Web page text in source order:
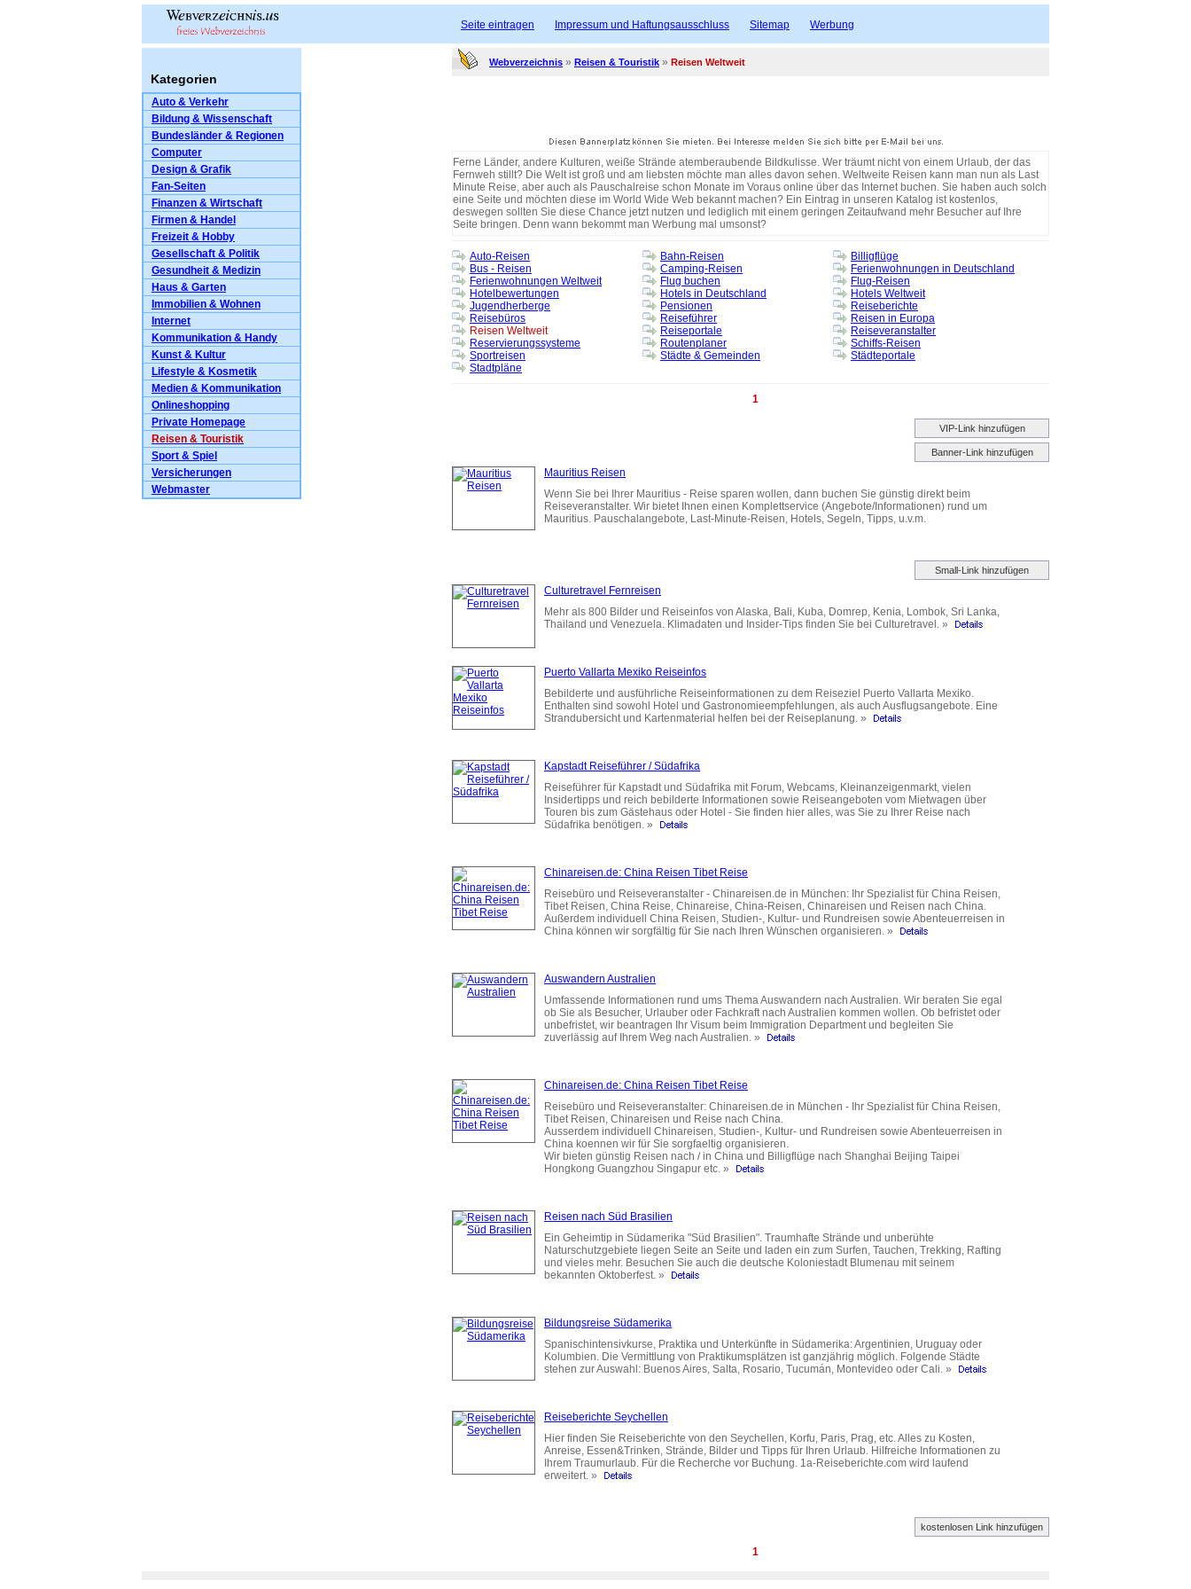
Seite eintragen Impressum und Haftungsausschluss Sitemap Werbung
Kategorien
Auto & Verkehr
Bildung & Wissenschaft
Bundesländer & Regionen
Computer
Design & Grafik
Fan-Seiten
Finanzen & Wirtschaft
Firmen & Handel
Freizeit & Hobby
Gesellschaft & Politik
Gesundheit & Medizin
Haus & Garten
Immobilien & Wohnen
Internet
Kommunikation & Handy
Kunst & Kultur
Lifestyle & Kosmetik
Medien & Kommunikation
Onlineshopping
Private Homepage
Reisen & Touristik
Sport & Spiel
Versicherungen
Webmaster
Webverzeichnis » Reisen & Touristik » Reisen Weltweit
Ferne Länder, andere Kulturen, weiße Strände atemberaubende Bildkulisse. Wer träumt nicht von einem Urlaub, der das
Fernweh stillt? Die Welt ist groß und am liebsten möchte man alles davon sehen. Weltweite Reisen kann man nun als Last
Minute Reise, aber auch als Pauschalreise schon Monate im Voraus online über das Internet buchen. Sie haben auch solch
eine Seite und möchten diese im World Wide Web bekannt machen? Ein Eintrag in unseren Katalog ist kostenlos,
deswegen sollten Sie diese Chance jetzt nutzen und lediglich mit einem geringen Zeitaufwand mehr Besucher auf Ihre
Seite bringen. Denn wann bekommt man Werbung mal umsonst?
Auto-Reisen Bahn-Reisen
Billigflüge
Bus - Reisen
Camping-Reisen
Ferienwohnungen in Deutschland
Ferienwohnungen Weltweit
Flug buchen
Flug-Reisen
Hotelbewertungen
Hotels in Deutschland
Hotels Weltweit
Jugendherberge
Pensionen
Reiseberichte
Reisebüros
Reiseführer
Reisen in Europa
Reisen Weltweit
Reiseportale
Reiseveranstalter
Reservierungssysteme
Routenplaner
Schiffs-Reisen
Sportreisen
Städte & Gemeinden
Städteportale
Stadtpläne
1
VIP-Link hinzufügen
Banner-Link hinzufügen
Mauritius Reisen
Wenn Sie bei Ihrer Mauritius - Reise sparen wollen, dann buchen Sie günstig direkt beim
Reiseveranstalter. Wir bietet Ihnen einen Komplettservice (Angebote/Informationen) rund um
Mauritius. Pauschalangebote, Last-Minute-Reisen, Hotels, Segeln, Tipps, u.v.m.
Small-Link hinzufügen
Culturetravel Fernreisen
Mehr als 800 Bilder und Reiseinfos von Alaska, Bali, Kuba, Domrep, Kenia, Lombok, Sri Lanka,
Thailand und Venezuela. Klimadaten und Insider-Tips finden Sie bei Culturetravel. »
Puerto Vallarta Mexiko Reiseinfos
Bebilderte und ausführliche Reiseinformationen zu dem Reiseziel Puerto Vallarta Mexiko.
Enthalten sind sowohl Hotel und Gastronomieempfehlungen, als auch Ausflugsangebote. Eine
Strandubersicht und Kartenmaterial helfen bei der Reiseplanung. »
Kapstadt Reiseführer / Südafrika
Reiseführer für Kapstadt und Südafrika mit Forum, Webcams, Kleinanzeigenmarkt, vielen
Insidertipps und reich bebilderte Informationen sowie Reiseangeboten vom Mietwagen über
Touren bis zum Gästehaus oder Hotel - Sie finden hier alles, was Sie zu Ihrer Reise nach
Südafrika benötigen. »
Chinareisen.de: China Reisen Tibet Reise
Reisebüro und Reiseveranstalter - Chinareisen.de in München: Ihr Spezialist für China Reisen,
Tibet Reisen, China Reise, Chinareise, China-Reisen, Chinareisen und Reisen nach China.
Außerdem individuell China Reisen, Studien-, Kultur- und Rundreisen sowie Abenteuerreisen in
China können wir sorgfältig für Sie nach Ihren Wünschen organisieren. »
Auswandern Australien
Umfassende Informationen rund ums Thema Auswandern nach Australien. Wir beraten Sie egal
ob Sie als Besucher, Urlauber oder Fachkraft nach Australien kommen wollen. Ob befristet oder
unbefristet, wir beantragen Ihr Visum beim Immigration Department und begleiten Sie
zuverlässig auf Ihrem Weg nach Australien. »
Chinareisen.de: China Reisen Tibet Reise
Reisebüro und Reiseveranstalter: Chinareisen.de in München - Ihr Spezialist für China Reisen,
Tibet Reisen, Chinareisen und Reise nach China.
Ausserdem individuell Chinareisen, Studien-, Kultur- und Rundreisen sowie Abenteuerreisen in
China koennen wir für Sie sorgfaeltig organisieren.
Wir bieten günstig Reisen nach / in China und Billigflüge nach Shanghai Beijing Taipei
Hongkong Guangzhou Singapur etc. »
Reisen nach Süd Brasilien
Ein Geheimtip in Südamerika "Süd Brasilien". Traumhafte Strände und unberühte
Naturschutzgebiete liegen Seite an Seite und laden ein zum Surfen, Tauchen, Trekking, Rafting
und vieles mehr. Besuchen Sie auch die deutsche Koloniestadt Blumenau mit seinem
bekannten Oktoberfest. »
Bildungsreise Südamerika
Spanischintensivkurse, Praktika und Unterkünfte in Südamerika: Argentinien, Uruguay oder
Kolumbien. Die Vermittlung von Praktikumsplätzen ist ganzjährig möglich. Folgende Städte
stehen zur Auswahl: Buenos Aires, Salta, Rosario, Tucumán, Montevideo oder Cali. »
Reiseberichte Seychellen
Hier finden Sie Reiseberichte von den Seychellen, Korfu, Paris, Prag, etc. Alles zu Kosten,
Anreise, Essen&Trinken, Strände, Bilder und Tipps für Ihren Urlaub. Hilfreiche Informationen zu
Ihrem Traumurlaub. Für die Recherche vor Buchung. 1a-Reiseberichte.com wird laufend
erweitert. »
kostenlosen Link hinzufügen
1